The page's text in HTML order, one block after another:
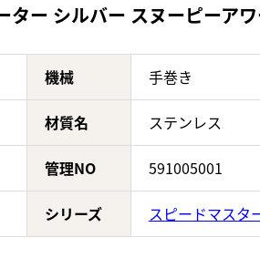
ー シルバー スヌーピーア
機械 手巻き
材質名 ステンレス
管理NO 591005001
シリーズ スピードマスタ